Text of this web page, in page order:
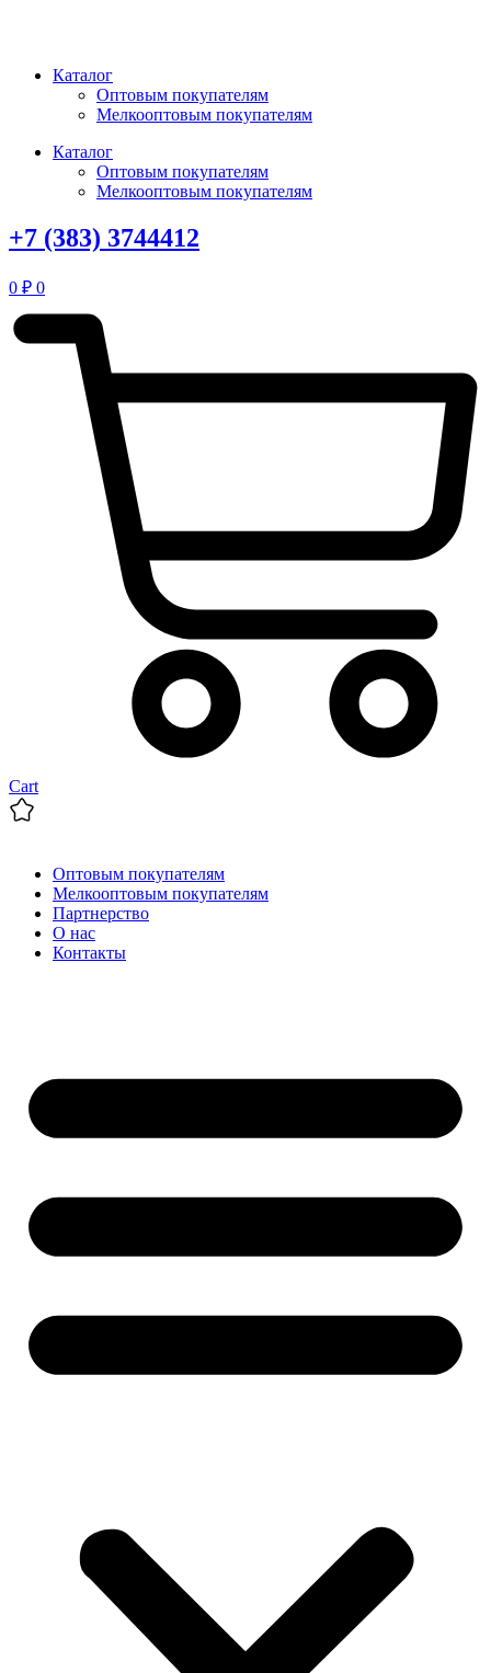
Каталог
Оптовым покупателям
Мелкооптовым покупателям
Каталог
Оптовым покупателям
Мелкооптовым покупателям
+7 (383) 3744412
0 ₽ 0
Cart
Оптовым покупателям
Мелкооптовым покупателям
Партнерство
О нас
Контакты